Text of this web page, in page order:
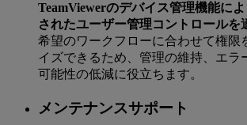
TeamViewerのデバイス管理機能に
されたユーザー管理コントロールを
希望のワークフローに合わせて権限
イズできるため、管理の維持、エラ
可能性の低減に役立ちます。
メンテナンスサポート